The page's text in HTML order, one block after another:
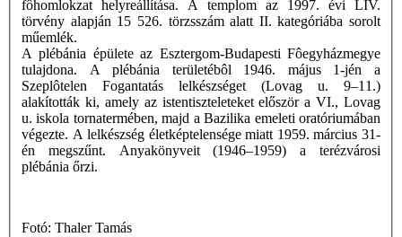
fôhomlokzat helyreállítása. A templom az 1997. évi LIV.
törvény alapján 15 526. törzsszám alatt II. kategóriába sorolt
műemlék.
A plébánia épülete az Esztergom-Budapesti Fôegyházmegye
tulajdona. A plébánia területébôl 1946. május 1-jén a
Szeplôtelen Fogantatás lelkészséget (Lovag u. 9–11.)
alakították ki, amely az istentiszteleteket először a VI., Lovag
u. iskola tornatermében, majd a Bazilika emeleti oratóriumában
végezte. A lelkészség életképtelensége miatt 1959. március 31-
én megszűnt. Anyakönyveit (1946–1959) a terézvárosi
plébánia őrzi.
Fotó: Thaler Tamás